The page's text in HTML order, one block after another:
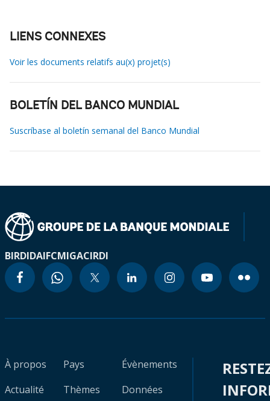
LIENS CONNEXES
Voir les documents relatifs au(x) projet(s)
BOLETÍN DEL BANCO MUNDIAL
Suscríbase al boletín semanal del Banco Mundial
BIRDIDAIFCMIGACIRDI
À propos
Actualité
Pays
Thèmes
Évènements
Données